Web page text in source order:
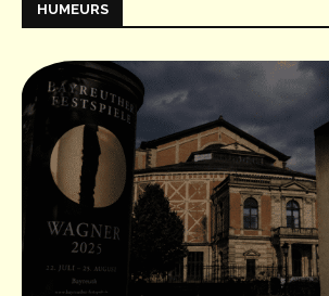
HUMEURS